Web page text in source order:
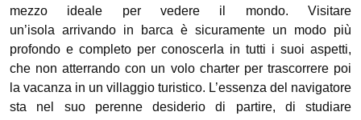
mezzo ideale per vedere il mondo. Visitare
un’isola arrivando in barca è sicuramente un modo più
profondo e completo per conoscerla in tutti i suoi aspetti,
che non atterrando con un volo charter per trascorrere poi
la vacanza in un villaggio turistico. L’essenza del navigatore
sta nel suo perenne desiderio di partire, di studiare